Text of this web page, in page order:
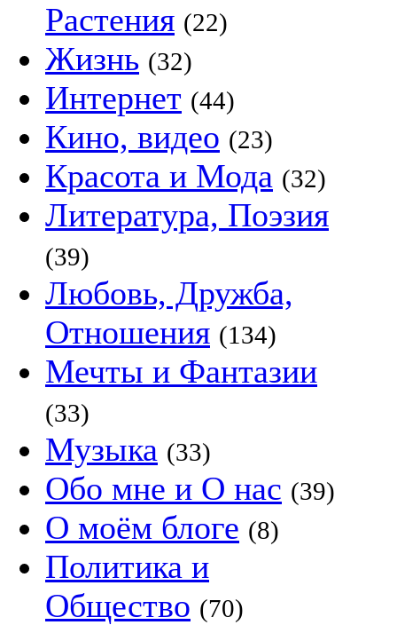
Растения (22)
Жизнь (32)
Интернет (44)
Кино, видео (23)
Красота и Мода (32)
Литература, Поэзия
(39)
Любовь, Дружба,
Отношения (134)
Мечты и Фантазии
(33)
Музыка (33)
Обо мне и О нас (39)
О моём блоге (8)
Политика и
Общество (70)